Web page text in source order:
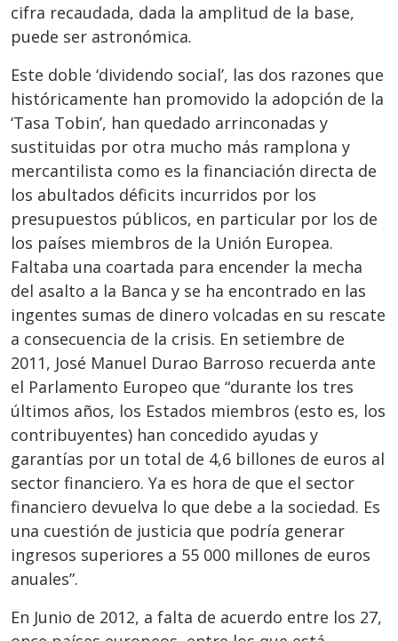
cifra recaudada, dada la amplitud de la base,
puede ser astronómica.
Este doble ‘dividendo social’, las dos razones que
históricamente han promovido la adopción de la
‘Tasa Tobin’, han quedado arrinconadas y
sustituidas por otra mucho más ramplona y
mercantilista como es la financiación directa de
los abultados déficits incurridos por los
presupuestos públicos, en particular por los de
los países miembros de la Unión Europea.
Faltaba una coartada para encender la mecha
del asalto a la Banca y se ha encontrado en las
ingentes sumas de dinero volcadas en su rescate
a consecuencia de la crisis. En setiembre de
2011, José Manuel Durao Barroso recuerda ante
el Parlamento Europeo que “durante los tres
últimos años, los Estados miembros (esto es, los
contribuyentes) han concedido ayudas y
garantías por un total de 4,6 billones de euros al
sector financiero. Ya es hora de que el sector
financiero devuelva lo que debe a la sociedad. Es
una cuestión de justicia que podría generar
ingresos superiores a 55 000 millones de euros
anuales”.
En Junio de 2012, a falta de acuerdo entre los 27,